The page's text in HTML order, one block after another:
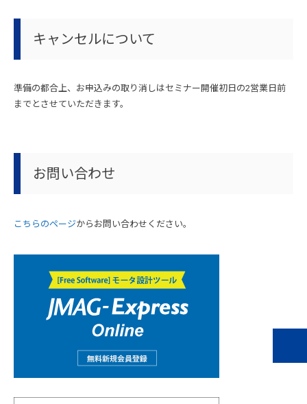
キャンセルについて
準備の都合上、お申込みの取り消しはセミナー開催初日の2営業日前
までとさせていただきます。
お問い合わせ
こちらのページからお問い合わせください。